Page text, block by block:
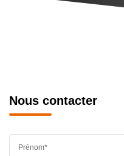
Nous contacter
Prénom*